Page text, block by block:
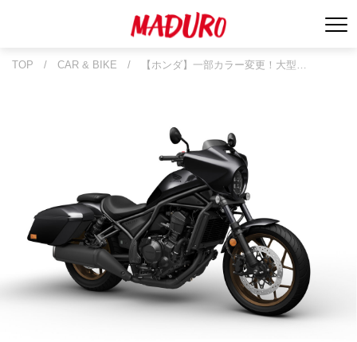
TOP / CAR & BIKE / 【ホンダ】一部カラー変更！大型…